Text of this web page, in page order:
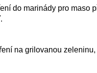
do marinády pro maso
na grilovanou